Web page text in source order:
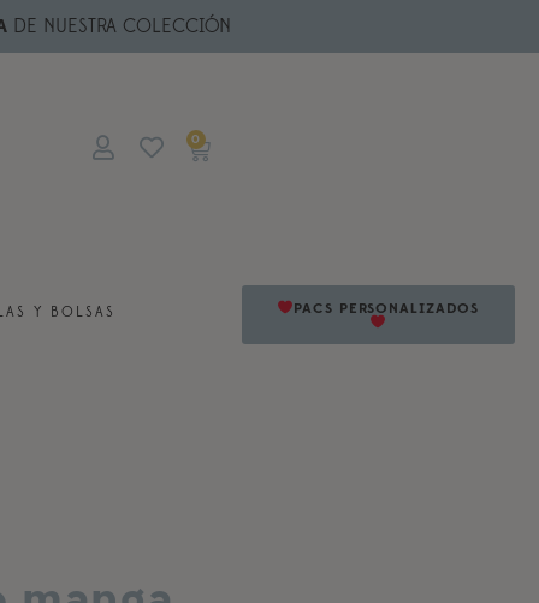
DE NUESTRA COLECCIÓN
0
Y BOLSAS PACS PERSONALIZADOS